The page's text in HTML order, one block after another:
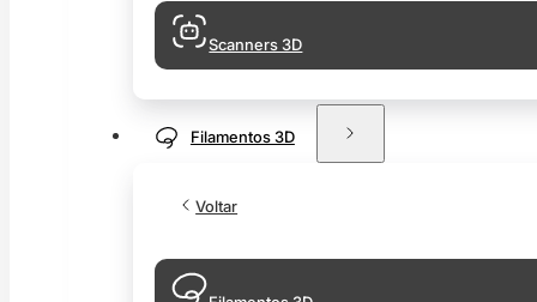
Scanners 3D
Filamentos 3D
Voltar